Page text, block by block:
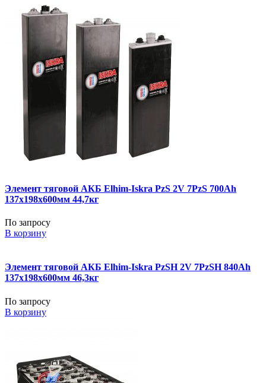
Элемент тяговой АКБ Elhim-Iskra PzS 2V 7PzS 700Ah
137x198x600мм 44,7кг
По запросу
В корзину
Элемент тяговой АКБ Elhim-Iskra PzSH 2V 7PzSH 840Ah
137x198x600мм 46,3кг
По запросу
В корзину